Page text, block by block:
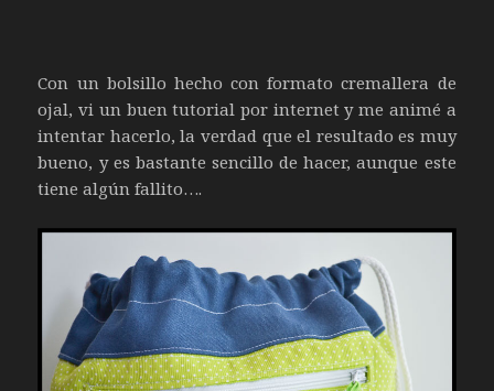
Con un bolsillo hecho con formato cremallera de
ojal, vi un buen tutorial por internet y me animé a
intentar hacerlo, la verdad que el resultado es muy
bueno, y es bastante sencillo de hacer, aunque este
tiene algún fallito….